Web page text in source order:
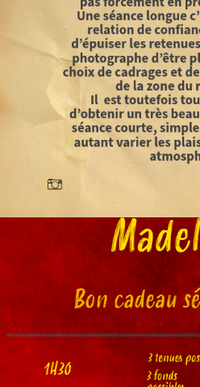
Prestations